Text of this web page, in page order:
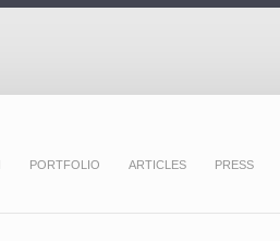
PORTFOLIO ARTICLES PRESS